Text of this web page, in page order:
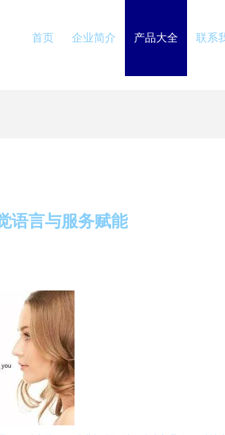
首页 企业简介 产品大全 联系
语言与服务赋能